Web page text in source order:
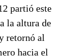
partió este
la altura de
retornó al
hacia el